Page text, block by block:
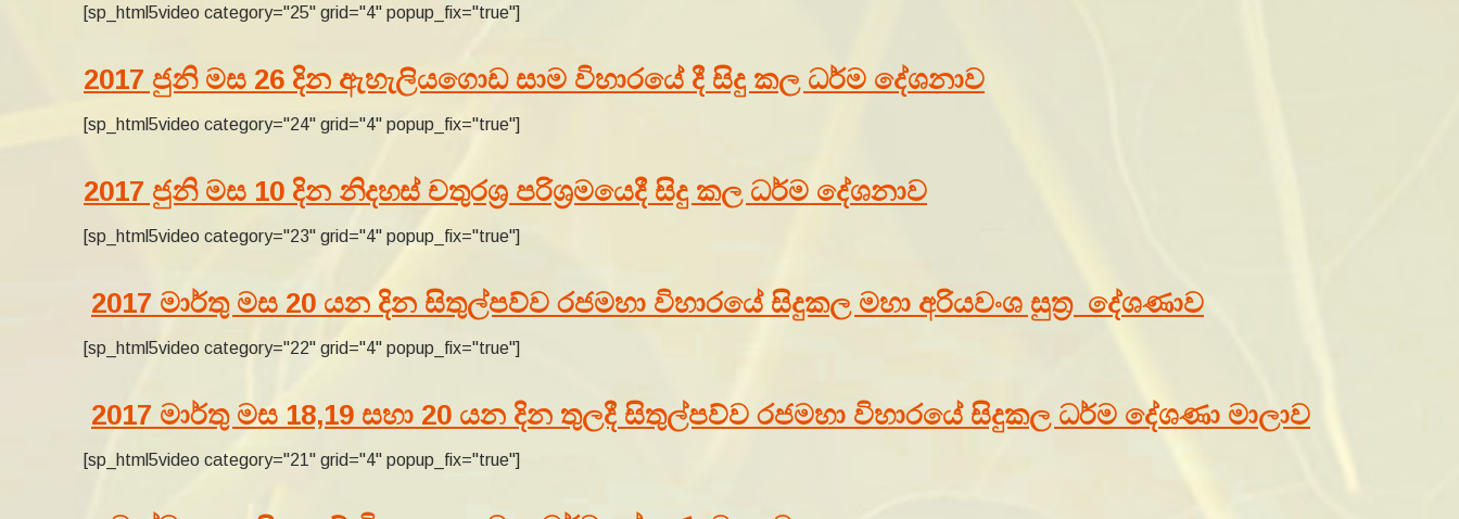
[sp_html5video category="25" grid="4" popup_fix="true"]
2017 ජුනි මස 26 දින ඇහැලියගොඩ සාම විහාරයේ දී සිදු කල ධර්ම දේශනාව
[sp_html5video category="24" grid="4" popup_fix="true"]
2017 ජුනි මස 10 දින නිදහස් චතුරශ්‍ර පරිශ්‍රමයෙදී සිදු කල ධර්ම දේශනාව
[sp_html5video category="23" grid="4" popup_fix="true"]
2017 මාර්තු මස 20 යන දින සිතුල්පව්ව රජමහා විහාරයේ සිදුකල මහා අරියවංශ සුත්‍ර දේශණාව
[sp_html5video category="22" grid="4" popup_fix="true"]
2017 මාර්තු මස 18,19 සහා 20 යන දින තුලදී සිතුල්පව්ව රජමහා විහාරයේ සිදුකල ධර්ම දේශණා මාලාව
[sp_html5video category="21" grid="4" popup_fix="true"]